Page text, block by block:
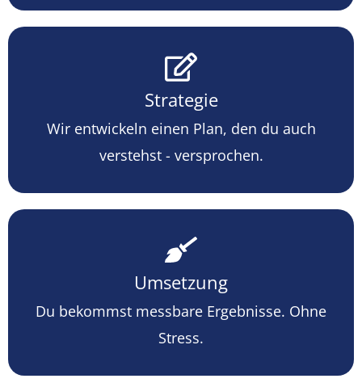
Strategie
Wir entwickeln einen Plan, den du auch
verstehst - versprochen.
Umsetzung
Du bekommst messbare Ergebnisse. Ohne
Stress.